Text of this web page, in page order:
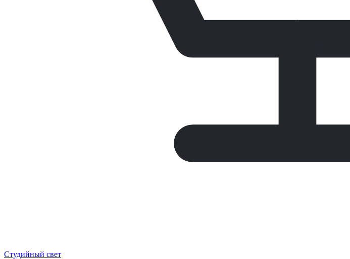
Студийный свет